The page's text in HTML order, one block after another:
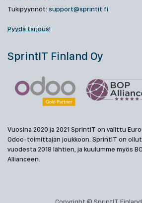
Tukipyynnöt: support@sprintit.fi
Pyydä tarjous!
SprintIT Finland Oy
Vuosina 2020 ja 2021 SprintIT on valittu
Odoo-toimittajan joukkoon. SprintIT on
vuodesta 2018 lähtien, ja kuulumme myös
Allianceen.
Copyright © SprintIT Finland